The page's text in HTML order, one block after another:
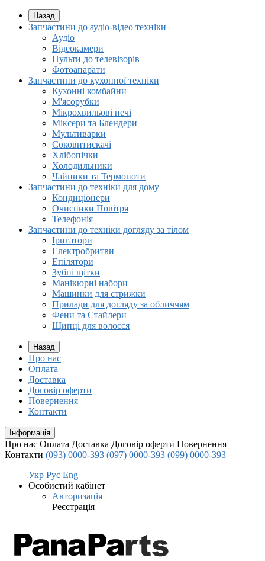
Назад
Запчастини до аудіо-відео техніки
Аудіо
Відеокамери
Пульти до телевізорів
Фотоапарати
Запчастини до кухонної техніки
Кухонні комбайни
М'ясорубки
Мікрохвильові печі
Міксери та Блендери
Мультиварки
Соковитискачі
Хлібопічки
Холодильники
Чайники та Термопоти
Запчастини до техніки для дому
Кондиціонери
Очисники Повітря
Телефонія
Запчастини до техніки догляду за тілом
Іригатори
Електробритви
Епілятори
Зубні щітки
Манікюрні набори
Машинки для стрижки
Прилади для догляду за обличчям
Фени та Стайлери
Щипці для волосся
Назад
Про нас
Оплата
Доставка
Договір оферти
Повернення
Контакти
Інформація
Про нас Оплата Доставка Договір оферти Повернення
Контакти (093) 0000-393 (097) 0000-393 (099) 0000-393
Укр Рус Eng
Особистий кабінет
Авторизація
Реєстрація